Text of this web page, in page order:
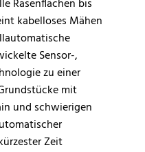
Rasenflächen bis
kabelloses Mähen
Sensor-,
zu einer
mit
und schwierigen
Zeit